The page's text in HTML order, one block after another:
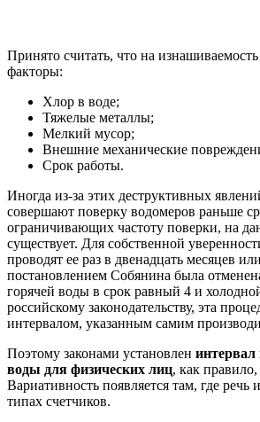
Принято считать, что на
факторы:
Хлор в воде;
Тяжелые металлы;
Мелкий мусор;
Внешние механические
Срок работы.
Иногда из-за этих деструктивных
совершают поверку водомеров раньше
ограничивающих частоту поверки, на
существует. Для собственной
проводят ее раз в двенадцать месяцев
постановлением Собянина была
горячей воды в срок равный 4 и
российскому законодательству, эта
интервалом, указанным самим
Поэтому законами установлен интервал
воды для физических лиц, как
Вариативность появляется там, где речь
типах счетчиков.